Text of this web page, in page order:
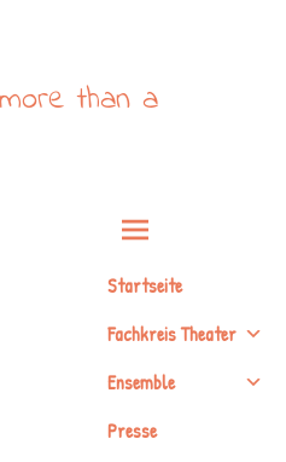
than a
Startseite
Fachkreis Theater
Ensemble
Presse